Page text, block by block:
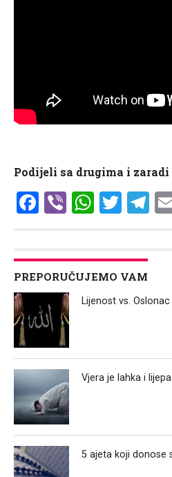
Podijeli sa drugima i zaradi
Facebook
Viber
PREPORUČUJEMO VAM
Lijenost vs.
Vjera je lahka i lijepa
5 ajeta koji donose